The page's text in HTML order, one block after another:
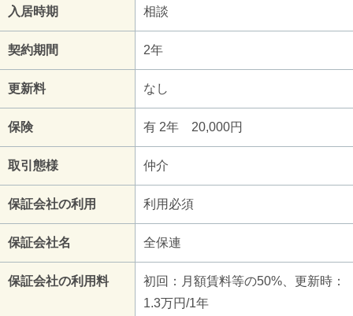
入居時期 相談
契約期間 2年
更新料 なし
保険 有 2年 20,000円
取引態様 仲介
保証会社の利用 利用必須
保証会社名 全保連
保証会社の利用料
初回：月額賃料等の50%、更新時：
1.3万円/1年